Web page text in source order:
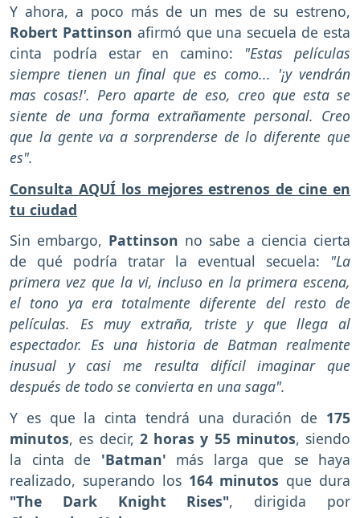
Y ahora, a poco más de un mes de su estreno,
Robert Pattinson afirmó que una secuela de esta
cinta podría estar en camino: "Estas películas
siempre tienen un final que es como... '¡y vendrán
mas cosas!'. Pero aparte de eso, creo que esta se
siente de una forma extrañamente personal. Creo
que la gente va a sorprenderse de lo diferente que
es".
Consulta AQUÍ los mejores estrenos de cine en
tu ciudad
Sin embargo, Pattinson no sabe a ciencia cierta
de qué podría tratar la eventual secuela: "La
primera vez que la vi, incluso en la primera escena,
el tono ya era totalmente diferente del resto de
películas. Es muy extraña, triste y que llega al
espectador. Es una historia de Batman realmente
inusual y casi me resulta difícil imaginar que
después de todo se convierta en una saga".
Y es que la cinta tendrá una duración de 175
minutos, es decir, 2 horas y 55 minutos, siendo
la cinta de 'Batman' más larga que se haya
realizado, superando los 164 minutos que dura
"The Dark Knight Rises", dirigida por